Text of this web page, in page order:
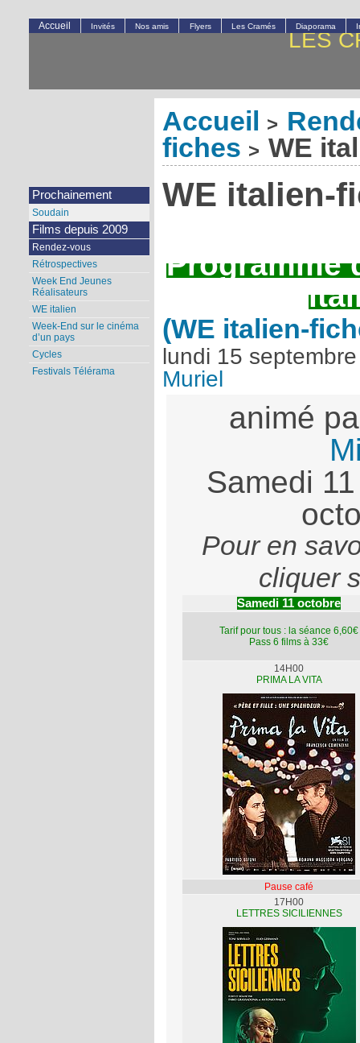
LES
Accueil >
fiches > WE
WE italien-
Programme
(WE italien-
lundi 15
Muriel
animé
Samedi
Pour en
cliquer
Samedi 11 octobre
Tarif pour tous : la séance 6,60€
Pass 6 films à 33€
14H00
PRIMA LA VITA
Pause café
17H00
LETTRES SICILIENNES
Accueil Invités Nos amis Flyers Les Cramés Diaporama
Prochainement
Soudain
Films depuis 2009
Rendez-vous
Rétrospectives
Week End Jeunes
Réalisateurs
WE italien
Week-End sur le cinéma
d’un pays
Cycles
Festivals Télérama